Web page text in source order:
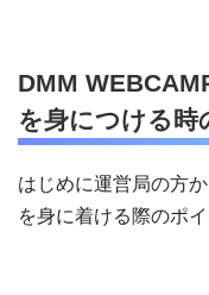
DMM
を身につける
はじめに運営局の方
を身に着ける際のポ